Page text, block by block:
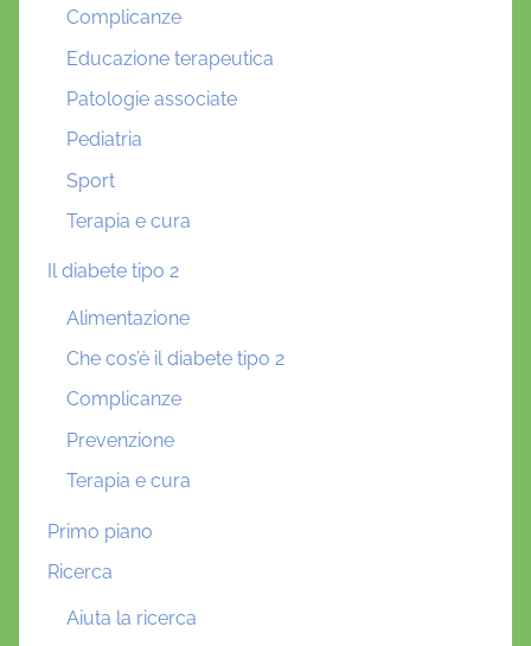
Complicanze
Educazione terapeutica
Patologie associate
Pediatria
Sport
Terapia e cura
Il diabete tipo 2
Alimentazione
Che cos’è il diabete tipo 2
Complicanze
Prevenzione
Terapia e cura
Primo piano
Ricerca
Aiuta la ricerca